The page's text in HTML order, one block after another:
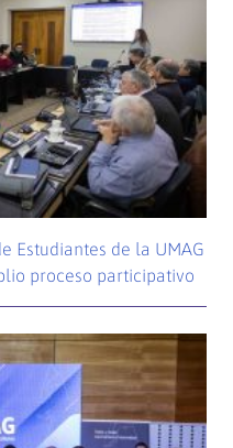
Estudiantes de la UMAG
proceso participativo